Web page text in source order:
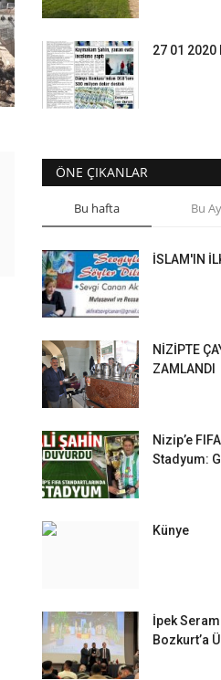
27 01
ÖNE ÇIKANLAR
Bu hafta Bu Ay
İSLAM'IN
NİZİPTE
ZAMLANDI
Nizip’e
Stadyum:
Künye
İpek
Bozkurt’a